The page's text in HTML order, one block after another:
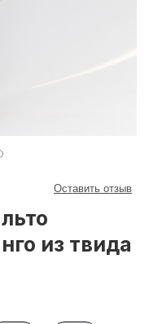
Оставить отзыв
из твида